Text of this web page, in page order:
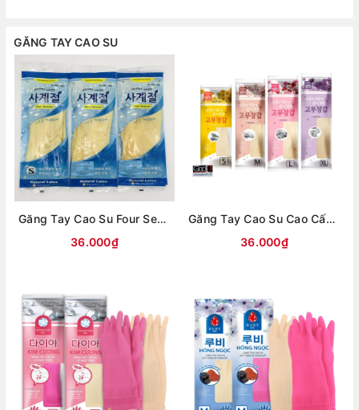
GĂNG TAY CAO SU
Găng Tay Cao Su Four Season Combi Hàn Quốc
36.000₫
Găng Tay Cao Su Cao Cấp Hàn Quốc MJ
36.000₫